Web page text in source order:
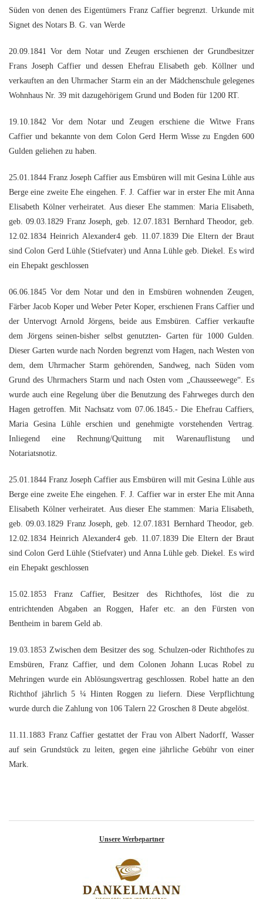
Süden von denen des Eigentümers Franz Caffier begrenzt. Urkunde mit
Signet des Notars B. G. van Werde
20.09.1841 Vor dem Notar und Zeugen erschienen der Grundbesitzer
Frans Joseph Caffier und dessen Ehefrau Elisabeth geb. Köllner und
verkauften an den Uhrmacher Starm ein an der Mädchenschule gelegenes
Wohnhaus Nr. 39 mit dazugehörigem Grund und Boden für 1200 RT.
19.10.1842 Vor dem Notar und Zeugen erschiene die Witwe Frans
Caffier und bekannte von dem Colon Gerd Herm Wisse zu Engden 600
Gulden geliehen zu haben.
25.01.1844 Franz Joseph Caffier aus Emsbüren will mit Gesina Lühle aus
Berge eine zweite Ehe eingehen. F. J. Caffier war in erster Ehe mit Anna
Elisabeth Kölner verheiratet. Aus dieser Ehe stammen: Maria Elisabeth,
geb. 09.03.1829 Franz Joseph, geb. 12.07.1831 Bernhard Theodor, geb.
12.02.1834 Heinrich Alexander4 geb. 11.07.1839 Die Eltern der Braut
sind Colon Gerd Lühle (Stiefvater) und Anna Lühle geb. Diekel. Es wird
ein Ehepakt geschlossen
06.06.1845 Vor dem Notar und den in Emsbüren wohnenden Zeugen,
Färber Jacob Koper und Weber Peter Koper, erschienen Frans Caffier und
der Untervogt Arnold Jörgens, beide aus Emsbüren. Caffier verkaufte
dem Jörgens seinen-bisher selbst genutzten- Garten für 1000 Gulden.
Dieser Garten wurde nach Norden begrenzt vom Hagen, nach Westen von
dem, dem Uhrmacher Starm gehörenden, Sandweg, nach Süden vom
Grund des Uhrmachers Starm und nach Osten vom „Chausseewege“. Es
wurde auch eine Regelung über die Benutzung des Fahrweges durch den
Hagen getroffen. Mit Nachsatz vom 07.06.1845.- Die Ehefrau Caffiers,
Maria Gesina Lühle erschien und genehmigte vorstehenden Vertrag.
Inliegend eine Rechnung/Quittung mit Warenauflistung und
Notariatsnotiz.
25.01.1844 Franz Joseph Caffier aus Emsbüren will mit Gesina Lühle aus
Berge eine zweite Ehe eingehen. F. J. Caffier war in erster Ehe mit Anna
Elisabeth Kölner verheiratet. Aus dieser Ehe stammen: Maria Elisabeth,
geb. 09.03.1829 Franz Joseph, geb. 12.07.1831 Bernhard Theodor, geb.
12.02.1834 Heinrich Alexander4 geb. 11.07.1839 Die Eltern der Braut
sind Colon Gerd Lühle (Stiefvater) und Anna Lühle geb. Diekel. Es wird
ein Ehepakt geschlossen
15.02.1853 Franz Caffier, Besitzer des Richthofes, löst die zu
entrichtenden Abgaben an Roggen, Hafer etc. an den Fürsten von
Bentheim in barem Geld ab.
19.03.1853 Zwischen dem Besitzer des sog. Schulzen-oder Richthofes zu
Emsbüren, Franz Caffier, und dem Colonen Johann Lucas Robel zu
Mehringen wurde ein Ablösungsvertrag geschlossen. Robel hatte an den
Richthof jährlich 5 ¼ Hinten Roggen zu liefern. Diese Verpflichtung
wurde durch die Zahlung von 106 Talern 22 Groschen 8 Deute abgelöst.
11.11.1883 Franz Caffier gestattet der Frau von Albert Nadorff, Wasser
auf sein Grundstück zu leiten, gegen eine jährliche Gebühr von einer
Mark.
Unsere Werbepartner